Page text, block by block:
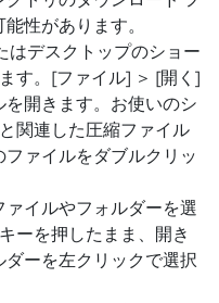
性があります。
はデスクトップのショー
す。[ファイル] ＞ [開く]
開きます。お使いのシ
関連した圧縮ファイル
ァイルをダブルクリッ
イルやフォルダーを選
ーを押したまま、開き
ーを左クリックで選択